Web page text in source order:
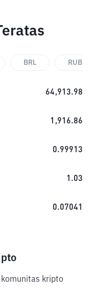
BRL RUB
64,913.98
1,916.86
0.99913
1.03
0.07041
kripto